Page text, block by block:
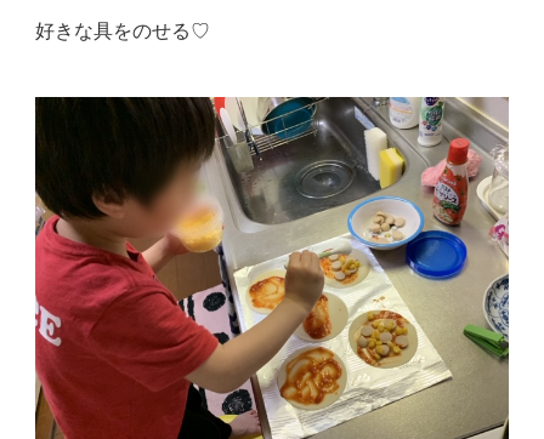
好きな具をのせる♡